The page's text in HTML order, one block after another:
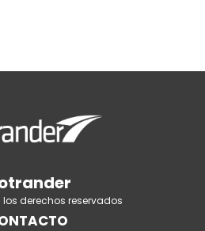
derechos reservados